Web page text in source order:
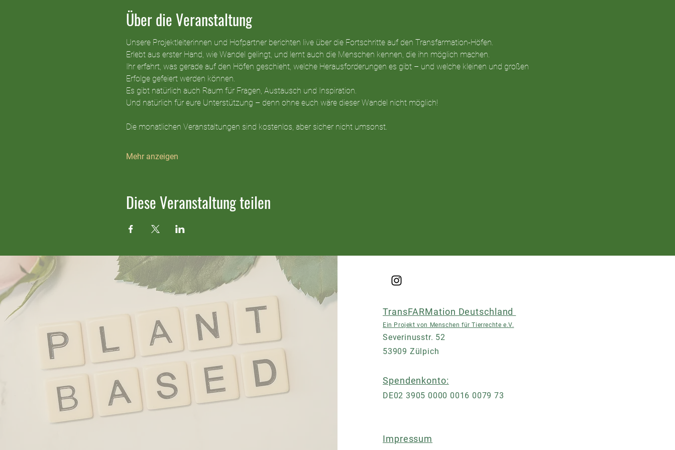
Über die Veranstaltung
Unsere Projektleiterinnen und Hofpartner berichten live über die Fortschritte auf den Transfarmation-Höfen.
Erlebt aus erster Hand, wie Wandel gelingt, und lernt auch die Menschen kennen, die ihn möglich machen.
Ihr erfahrt, was gerade auf den Höfen geschieht, welche Herausforderungen es gibt – und welche kleinen und großen
Erfolge gefeiert werden können.
Es gibt natürlich auch Raum für Fragen, Austausch und Inspiration.
Und natürlich für eure Unterstützung – denn ohne euch wäre dieser Wandel nicht möglich!
Die monatlichen Veranstaltungen sind kostenlos, aber sicher nicht umsonst.
Mehr anzeigen
Diese Veranstaltung teilen
TransFARMation Deutschland
Ein Projekt von Menschen für Tierrechte e.V.
Severinusstr. 52
53909 Zülpich
Spendenkonto:
DE02 3905 0000 0016 0079 73
​Impressum